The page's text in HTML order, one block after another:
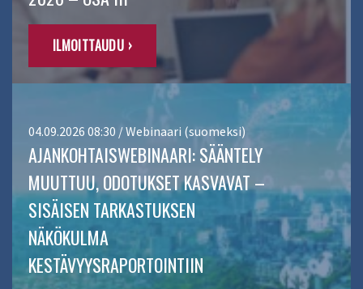
ILMOITTAUDU ›
04.09.2026 08:30 / Webinaari (suomeksi)
AJANKOHTAISWEBINAARI: SÄÄNTELY
MUUTTUU, ODOTUKSET KASVAVAT –
SISÄISEN TARKASTUKSEN
NÄKÖKULMA
KESTÄVYYSRAPORTOINTIIN